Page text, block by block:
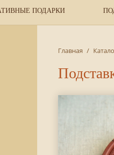
ПОДАРКИ
Главная /